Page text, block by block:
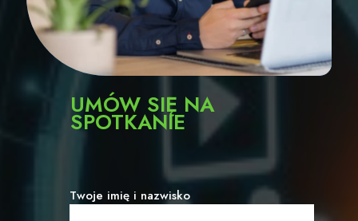
UMÓW SIĘ NA
SPOTKANIE
Twoje imię i nazwisko